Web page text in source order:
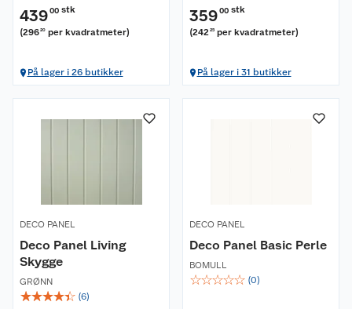
43900 stk
(29620 per kvadratmeter)
På lager i 26 butikker
35900 stk
(24225 per kvadratmeter)
På lager i 31 butikker
DECO PANEL
Deco Panel Living
Skygge
GRØNN
☆☆☆☆☆ (6)
DECO PANEL
Deco Panel Basic Perle
BOMULL
☆☆☆☆☆ (0)